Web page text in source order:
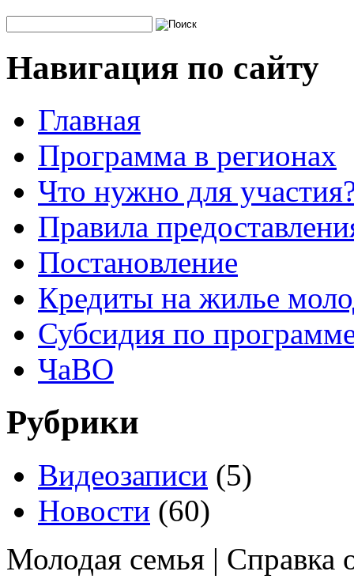
Навигация по сайту
Главная
Программа в регионах
Что нужно для
Правила
Постановление
Кредиты на жилье
Субсидия по
ЧаВО
Рубрики
Видеозаписи (5)
Новости (60)
Молодая семья |